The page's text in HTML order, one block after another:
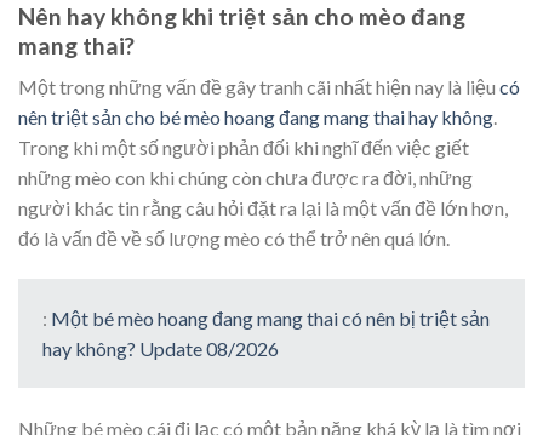
Nên hay không khi triệt sản cho mèo đang
mang thai?
Một trong những vấn đề gây tranh cãi nhất hiện nay là liệu có
nên triệt sản cho bé mèo hoang đang mang thai hay không.
Trong khi một số người phản đối khi nghĩ đến việc giết
những mèo con khi chúng còn chưa được ra đời, những
người khác tin rằng câu hỏi đặt ra lại là một vấn đề lớn hơn,
đó là vấn đề về số lượng mèo có thể trở nên quá lớn.
: Một bé mèo hoang đang mang thai có nên bị triệt sản
hay không? Update 08/2026
Những bé mèo cái đi lạc có một bản năng khá kỳ lạ là tìm nơi